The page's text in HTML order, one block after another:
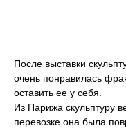
После выставки
очень понравилась
оставить ее у себя.
Из Парижа скульптуру
перевозке она была